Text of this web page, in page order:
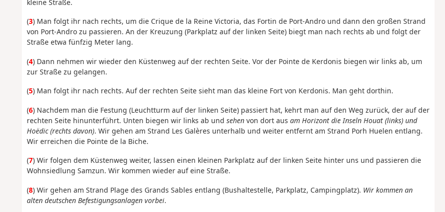
kleine Straße.
(3) Man folgt ihr nach rechts, um die Crique de la Reine Victoria, das Fortin de Port-Andro und dann den großen Strand
von Port-Andro zu passieren. An der Kreuzung (Parkplatz auf der linken Seite) biegt man nach rechts ab und folgt der
Straße etwa fünfzig Meter lang.
(4) Dann nehmen wir wieder den Küstenweg auf der rechten Seite. Vor der Pointe de Kerdonis biegen wir links ab, um
zur Straße zu gelangen.
(5) Man folgt ihr nach rechts. Auf der rechten Seite sieht man das kleine Fort von Kerdonis. Man geht dorthin.
(6) Nachdem man die Festung (Leuchtturm auf der linken Seite) passiert hat, kehrt man auf den Weg zurück, der auf der
rechten Seite hinunterführt. Unten biegen wir links ab und sehenvon dort aus am Horizont die Inseln Houat (links) und
Hoëdic (rechts davon). Wir gehen am Strand Les Galères unterhalb und weiter entfernt am Strand Porh Huelen entlang.
Wir erreichen die Pointe de la Biche.
(7) Wir folgen dem Küstenweg weiter, lassen einen kleinen Parkplatz auf der linken Seite hinter uns und passieren die
Wohnsiedlung Samzun. Wir kommen wieder auf eine Straße.
(8) Wir gehen am Strand Plage des Grands Sables entlang (Bushaltestelle, Parkplatz, Campingplatz). Wir kommen an
alten deutschen Befestigungsanlagen vorbei.